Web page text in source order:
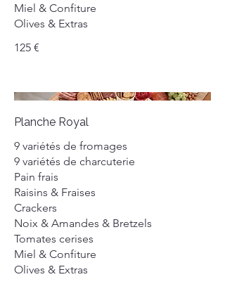
Miel & Confiture
Olives & Extras
125 €
Planche Royal
9 variétés de fromages
9 variétés de charcuterie
Pain frais
Raisins & Fraises
Crackers
Noix & Amandes & Bretzels
Tomates cerises
Miel & Confiture
Olives & Extras